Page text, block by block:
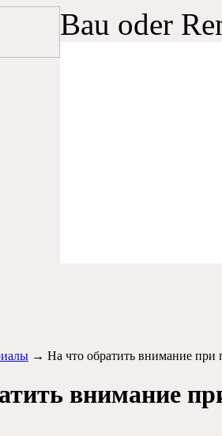
Bau oder
→ На что обратить внимание при
внимание